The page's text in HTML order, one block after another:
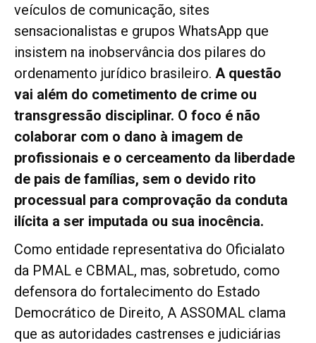
veículos de comunicação, sites
sensacionalistas e grupos WhatsApp que
insistem na inobservância dos pilares do
ordenamento jurídico brasileiro. A questão
vai além do cometimento de crime ou
transgressão disciplinar. O foco é não
colaborar com o dano à imagem de
profissionais e o cerceamento da liberdade
de pais de famílias, sem o devido rito
processual para comprovação da conduta
ilícita a ser imputada ou sua inocência.
Como entidade representativa do Oficialato
da PMAL e CBMAL, mas, sobretudo, como
defensora do fortalecimento do Estado
Democrático de Direito, A ASSOMAL clama
que as autoridades castrenses e judiciárias